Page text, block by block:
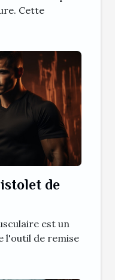
Cette
de
est un
l'outil de remise